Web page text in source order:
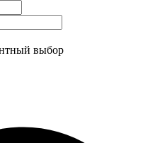
выбор